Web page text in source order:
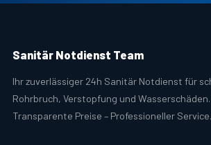
Sanitär Notdienst Team
Ihr zuverlässiger 24h Sanitär Notdienst für
Rohrbruch, Verstopfung und
Transparente Preise – Professioneller Service.